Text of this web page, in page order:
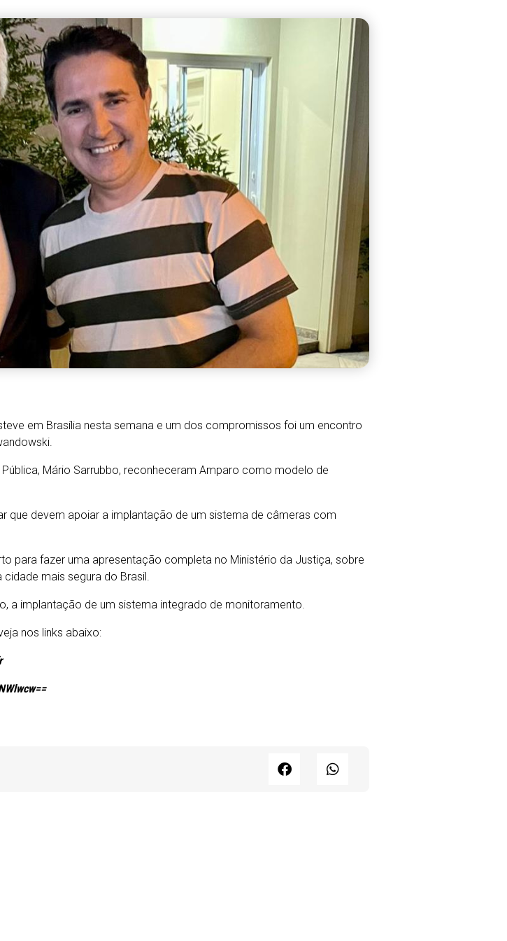
em Brasília nesta semana e um dos compromissos foi um encontro
Mário Sarrubbo, reconheceram Amparo como modelo de
que devem apoiar a implantação de um sistema de câmeras com
para fazer uma apresentação completa no Ministério da Justiça, sobre
mais segura do Brasil.
a implantação de um sistema integrado de monitoramento.
nos links abaixo: